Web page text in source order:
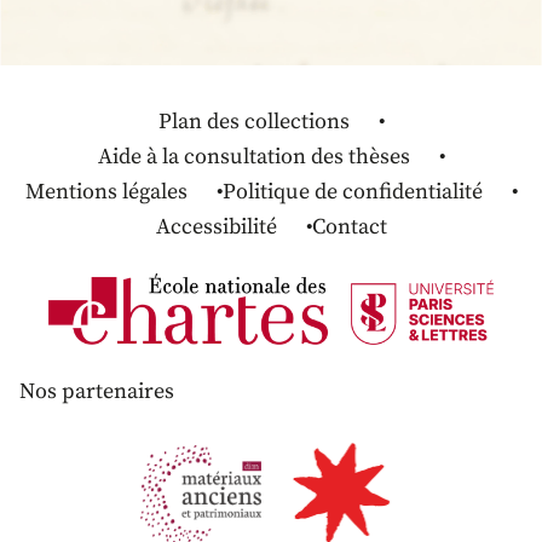
Plan des collections
Aide à la consultation des thèses
Mentions légales
Politique de confidentialité
Accessibilité
Contact
Nos partenaires